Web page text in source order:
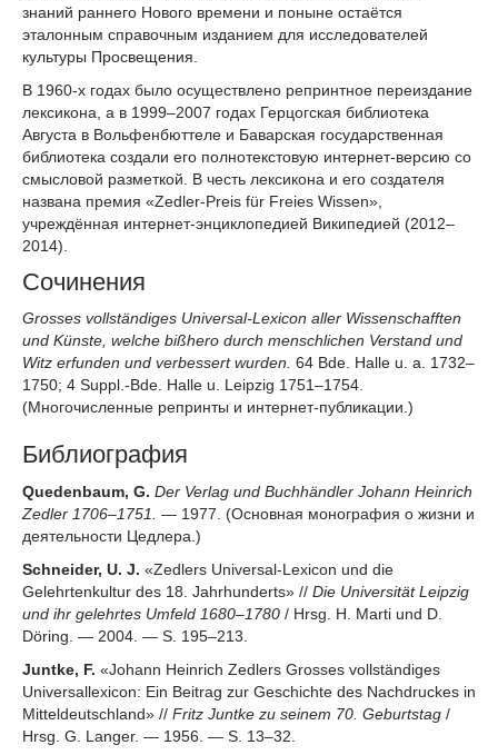
знаний раннего Нового времени и поныне остаётся
эталонным справочным изданием для исследователей
культуры Просвещения.
В 1960-х годах было осуществлено репринтное переиздание
лексикона, а в 1999–2007 годах Герцогская библиотека
Августа в Вольфенбюттеле и Баварская государственная
библиотека создали его полнотекстовую интернет-версию со
смысловой разметкой. В честь лексикона и его создателя
названа премия «Zedler-Preis für Freies Wissen»,
учреждённая интернет-энциклопедией Википедией (2012–
2014).
Сочинения
Grosses vollständiges Universal-Lexicon aller Wissenschafften
und Künste, welche bißhero durch menschlichen Verstand und
Witz erfunden und verbessert wurden. 64 Bde. Halle u. a. 1732–
1750; 4 Suppl.-Bde. Halle u. Leipzig 1751–1754.
(Многочисленные репринты и интернет-публикации.)
Библиография
Quedenbaum, G. Der Verlag und Buchhändler Johann Heinrich
Zedler 1706–1751.
— 1977. (Основная монография о жизни и
деятельности Цедлера.)
Schneider, U. J. «Zedlers Universal-Lexicon und die
Gelehrtenkultur des 18. Jahrhunderts» // Die Universität Leipzig
und ihr gelehrtes Umfeld 1680–1780 / Hrsg. H. Marti und D.
Döring. — 2004. — S. 195–213.
Juntke, F. «Johann Heinrich Zedlers Grosses vollständiges
Universallexicon: Ein Beitrag zur Geschichte des Nachdruckes in
Mitteldeutschland» // Fritz Juntke zu seinem 70. Geburtstag /
Hrsg. G. Langer. — 1956. — S. 13–32.